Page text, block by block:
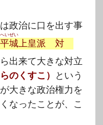
政治に口を出す事
平城
へいぜい
上皇派 対
出来て大きな対立
のくすこ）
という
大きな政治権力を
なったことが、こ